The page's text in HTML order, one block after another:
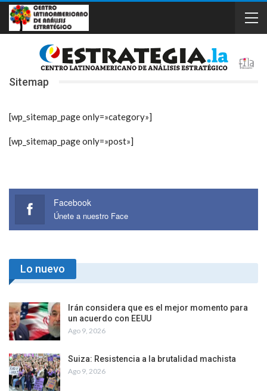
Sitemap
[wp_sitemap_page only=»category»]
[wp_sitemap_page only=»post»]
Facebook
Únete a nuestro Face
Lo nuevo
Irán considera que es el mejor momento para
un acuerdo con EEUU
Ago 9, 2026
Suiza: Resistencia a la brutalidad machista
Ago 9, 2026